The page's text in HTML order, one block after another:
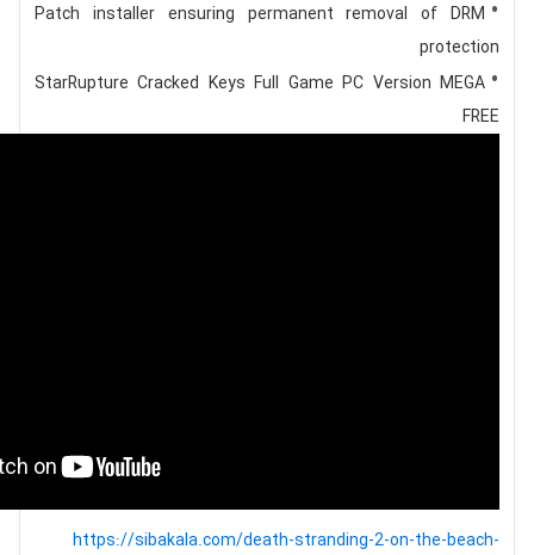
Patch installer ensuring permanent removal of DRM
protection
StarRupture Cracked Keys Full Game PC Version MEGA
FREE
https://sibakala.com/death-stranding-2-on-the-beach-